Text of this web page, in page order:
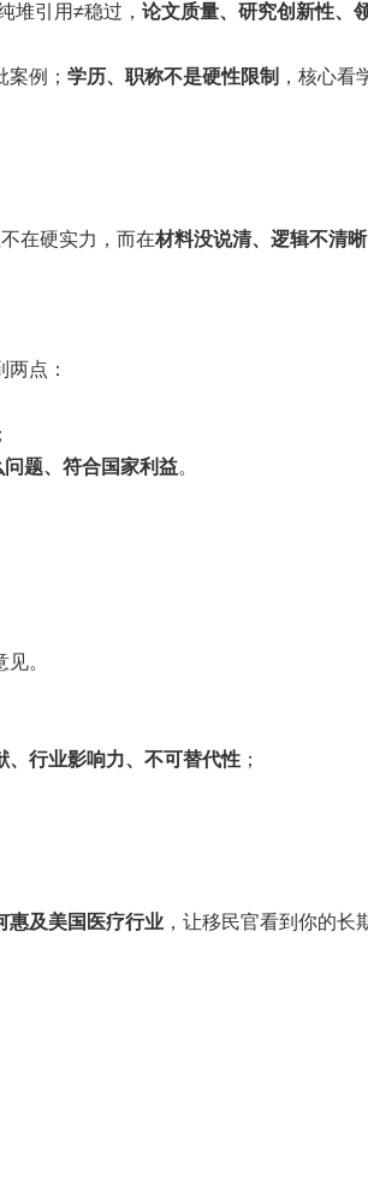
堆引用≠稳过， 论文质量、研究创新性、
例； 学历、职称不是硬性限制 ，核心看
在硬实力，而在材料没说清、逻辑不清
点：
题、符合国家利益。
。
、行业影响力、不可替代性 ；
惠及美国医疗行业 ，让移民官看到你的长